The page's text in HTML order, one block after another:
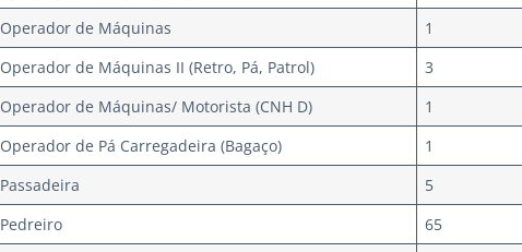
Operador de Máquinas
1
Operador de Máquinas II (Retro, Pá, Patrol)
3
Operador de Máquinas/ Motorista (CNH D)
1
Operador de Pá Carregadeira (Bagaço)
1
Passadeira
5
Pedreiro
65